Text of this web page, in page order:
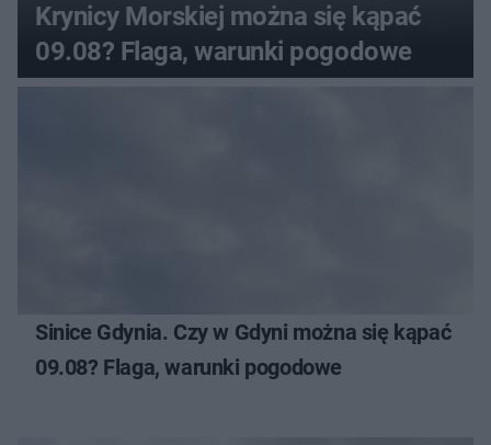
Krynicy Morskiej można się kąpać
09.08? Flaga, warunki pogodowe
Sinice Gdynia. Czy w Gdyni można się kąpać
09.08? Flaga, warunki pogodowe